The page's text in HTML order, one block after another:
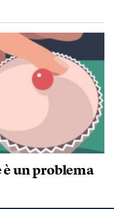
un problema